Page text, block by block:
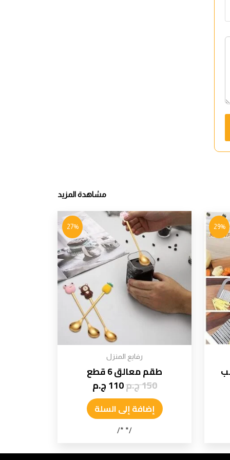
مشاهدة المزيد
29%
27%
رفايع المنزل
طقم معالق 6 قطع
150ج.م110ج.م
إضافة إلى السلة
/* */